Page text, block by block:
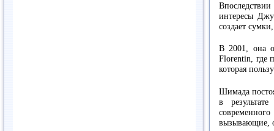
интересы
создает
В 2001, она
Florentin, где
которая
Шимада
в
вызывающие,